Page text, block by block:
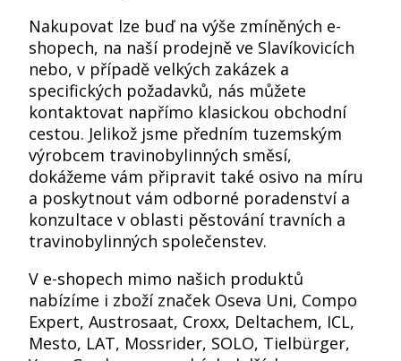
Nakupovat lze buď na výše zmíněných e-
shopech, na naší prodejně ve Slavíkovicích
nebo, v případě velkých zakázek a
specifických požadavků, nás můžete
kontaktovat napřímo klasickou obchodní
cestou. Jelikož jsme předním tuzemským
výrobcem travinobylinných směsí,
dokážeme vám připravit také osivo na míru
a poskytnout vám odborné poradenství a
konzultace v oblasti pěstování travních a
travinobylinných společenstev.
V e-shopech mimo našich produktů
nabízíme i zboží značek Oseva Uni, Compo
Expert, Austrosaat, Croxx, Deltachem, ICL,
Mesto, LAT, Mossrider, SOLO, Tielbürger,